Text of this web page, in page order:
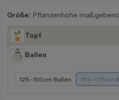
Größe: Pflanzenhöhe maßgebend
Topf
Ballen
125-150cm Ballen 150-175cm